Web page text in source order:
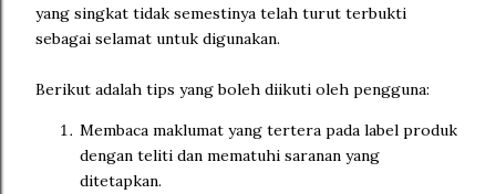
yang singkat tidak semestinya telah turut terbukti
sebagai selamat untuk digunakan.
Berikut adalah tips yang boleh diikuti oleh pengguna:
Membaca maklumat yang tertera pada label produk
dengan teliti dan mematuhi saranan yang
ditetapkan.